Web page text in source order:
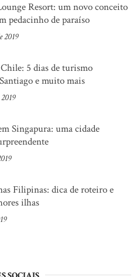
Resort: um novo conceito
pedacinho de paraíso
2019
5 dias de turismo
e muito mais
Singapura: uma cidade
Filipinas: dica de roteiro e
ilhas